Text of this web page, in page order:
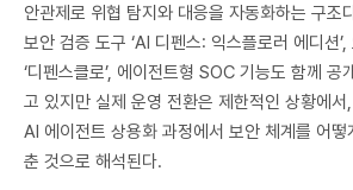
안관제로 위협 탐지와 대응을 자동화하는 구조
보안 검증 도구 ‘AI 디펜스: 익스플로러 에디션
‘디펜스클로’, 에이전트형 SOC 기능도 함께 공
고 있지만 실제 운영 전환은 제한적인 상황에서
AI 에이전트 상용화 과정에서 보안 체계를 어
춘 것으로 해석된다.